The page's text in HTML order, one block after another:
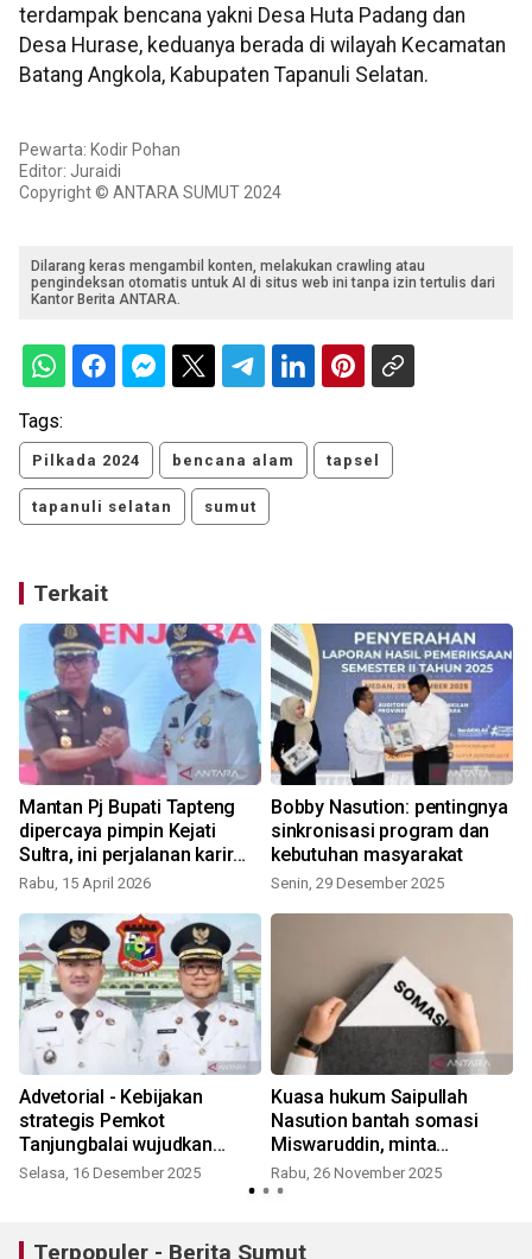
terdampak bencana yakni Desa Huta Padang dan
Desa Hurase, keduanya berada di wilayah Kecamatan
Batang Angkola, Kabupaten Tapanuli Selatan.
Pewarta: Kodir Pohan
Editor: Juraidi
Copyright © ANTARA SUMUT 2024
Dilarang keras mengambil konten, melakukan crawling atau
pengindeksan otomatis untuk AI di situs web ini tanpa izin tertulis dari
Kantor Berita ANTARA.
Tags:
Pilkada 2024 bencana alam tapsel
tapanuli selatan sumut
Terkait
Mantan Pj Bupati Tapteng
dipercaya pimpin Kejati
Sultra, ini perjalanan karir
Sugeng Riyanta
Rabu, 15 April 2026
Bobby Nasution: pentingnya
sinkronisasi program dan
kebutuhan masyarakat
Senin, 29 Desember 2025
Advetorial - Kebijakan
strategis Pemkot
Tanjungbalai wujudkan
"EMAS" ditengah efisiensi
Selasa, 16 Desember 2025
Kuasa hukum Saipullah
Nasution bantah somasi
Miswaruddin, minta
klarifikasi 1x24 jam
Rabu, 26 November 2025
Terpopuler - Berita Sumut